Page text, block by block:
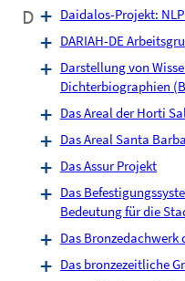
D
Daidalos-Projekt:
DARIAH-DE
Darstellung von
Dichterbiographien
Das Areal der Horti
Das Areal Santa
Das Assur Projekt
Das
Bedeutung für die
Das Bronzedachwerk
Das bronzezeitliche